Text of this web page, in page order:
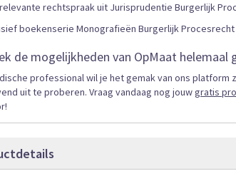
rechtspraak uit Jurisprudentie Burgerlijk
boekenserie Monografieën Burgerlijk
de mogelijkheden van OpMaat helemaal
professional wil je het gemak van ons
uit te proberen. Vraag vandaag nog jouwgratis